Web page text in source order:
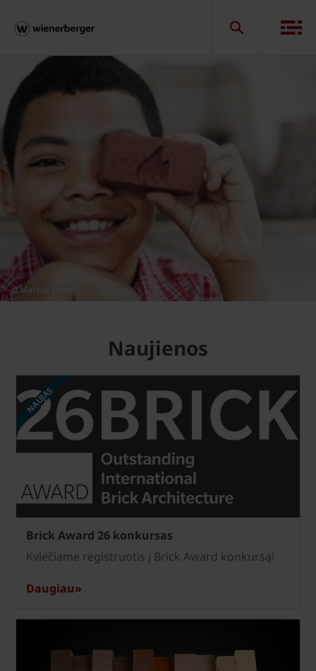
© Markus Esser
Naujienos
Brick Award 26 konkursas
Kviečiame registruotis į Brick Award konkursą!
Daugiau»
NAUJAS